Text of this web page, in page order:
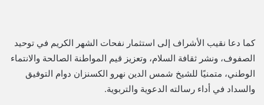
كما دعا نقيب الأشراف إلى استثمار نفحات الشهر الكريم في توحيد
الصفوف، ونشر ثقافة السلام، وتعزيز قيم المواطنة الصالحة والانتماء
الوطني، متمنيًا للشيخ شمس الدين نهرو الكسنزان دوام التوفيق
والسداد في أداء رسالته الدعوية والتربوية.